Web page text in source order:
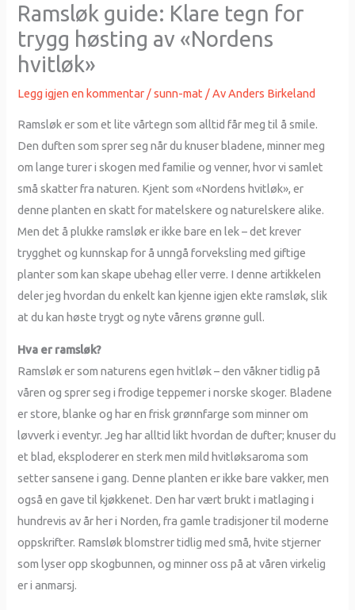
Ramsløk guide: Klare tegn for
trygg høsting av «Nordens
hvitløk»
Legg igjen en kommentar /sunn-mat / Av Anders Birkeland
Ramsløk er som et lite vårtegn som alltid får meg til å smile.
Den duften som sprer seg når du knuser bladene, minner meg
om lange turer i skogen med familie og venner, hvor vi samlet
små skatter fra naturen. Kjent som «Nordens hvitløk», er
denne planten en skatt for matelskere og naturelskere alike.
Men det å plukke ramsløk er ikke bare en lek – det krever
trygghet og kunnskap for å unngå forveksling med giftige
planter som kan skape ubehag eller verre. I denne artikkelen
deler jeg hvordan du enkelt kan kjenne igjen ekte ramsløk, slik
at du kan høste trygt og nyte vårens grønne gull.
Hva er ramsløk?
Ramsløk er som naturens egen hvitløk – den våkner tidlig på
våren og sprer seg i frodige teppemer i norske skoger. Bladene
er store, blanke og har en frisk grønnfarge som minner om
løvverk i eventyr. Jeg har alltid likt hvordan de dufter; knuser du
et blad, eksploderer en sterk men mild hvitløksaroma som
setter sansene i gang. Denne planten er ikke bare vakker, men
også en gave til kjøkkenet. Den har vært brukt i matlaging i
hundrevis av år her i Norden, fra gamle tradisjoner til moderne
oppskrifter. Ramsløk blomstrer tidlig med små, hvite stjerner
som lyser opp skogbunnen, og minner oss på at våren virkelig
er i anmarsj.